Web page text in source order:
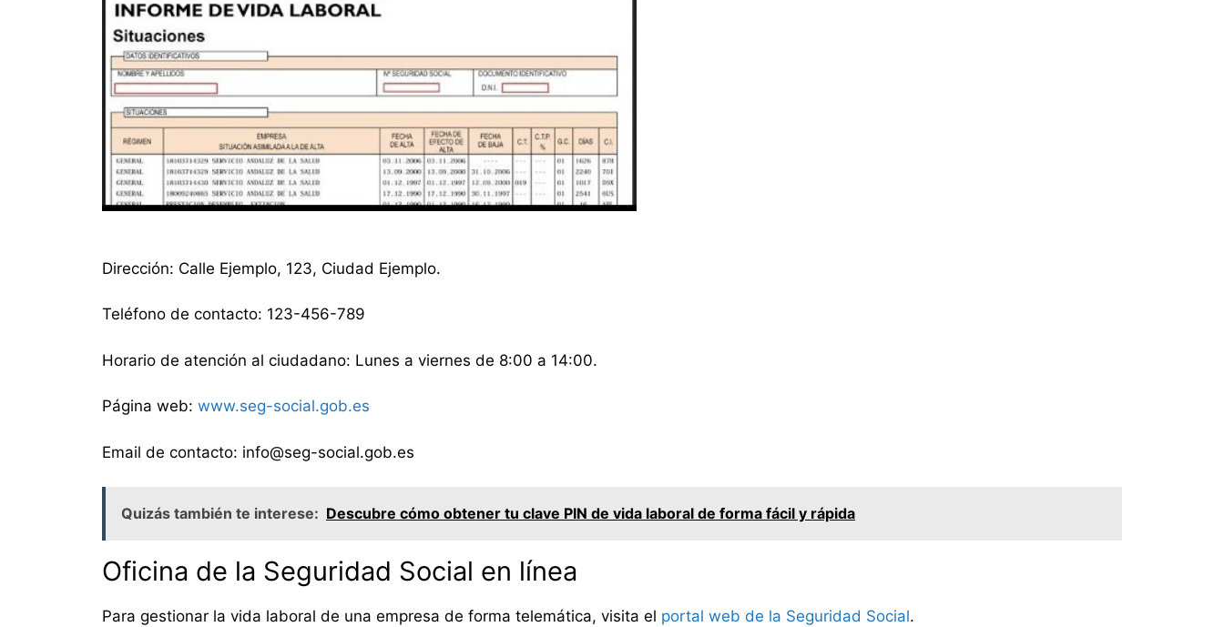
Dirección: Calle Ejemplo, 123, Ciudad Ejemplo.
Teléfono de contacto: 123-456-789
Horario de atención al ciudadano: Lunes a viernes de 8:00 a 14:00.
Página web: www.seg-social.gob.es
Email de contacto: info@seg-social.gob.es
Quizás también te interese: Descubre cómo obtener tu clave PIN de vida laboral de forma fácil y rápida
Oficina de la Seguridad Social en línea
Para gestionar la vida laboral de una empresa de forma telemática, visita el portal web de la Seguridad Social.